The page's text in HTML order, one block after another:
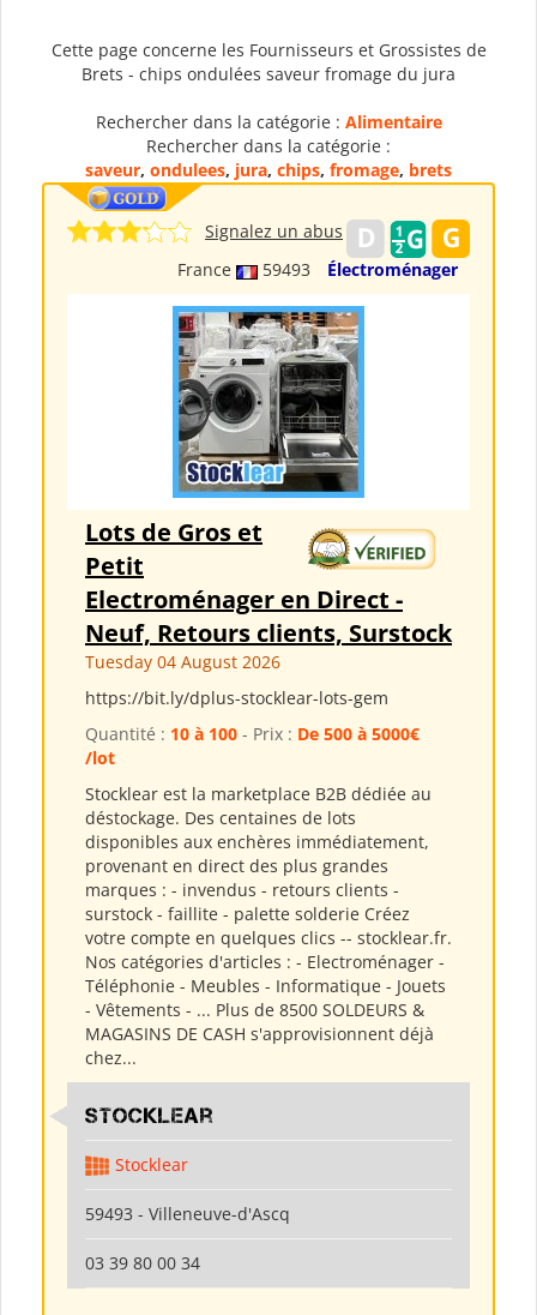
Cette page concerne les Fournisseurs et Grossistes de
Brets - chips ondulées saveur fromage du jura
Rechercher dans la catégorie : Alimentaire
Rechercher dans la catégorie :
saveur, ondulees, jura, chips, fromage, brets
France 59493 Électroménager
Signalez un abus
Lots de Gros et
Petit
Electroménager en Direct -
Neuf, Retours clients, Surstock
Tuesday 04 August 2026
https://bit.ly/dplus-stocklear-lots-gem
Quantité : 10 à 100 - Prix : De 500 à 5000€
/lot
Stocklear est la marketplace B2B dédiée au
déstockage. Des centaines de lots
disponibles aux enchères immédiatement,
provenant en direct des plus grandes
marques : - invendus - retours clients -
surstock - faillite - palette solderie Créez
votre compte en quelques clics -- stocklear.fr.
Nos catégories d'articles : - Electroménager -
Téléphonie - Meubles - Informatique - Jouets
- Vêtements - ... Plus de 8500 SOLDEURS &
MAGASINS DE CASH s'approvisionnent déjà
chez...
Stocklear
Stocklear
59493 - Villeneuve-d'Ascq
03 39 80 00 34